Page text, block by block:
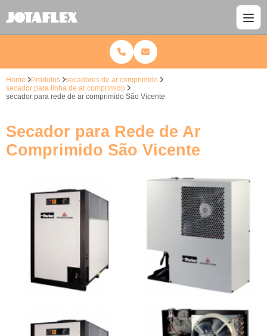
Home Produtos
secadores de ar comprimido
secador para linha de ar comprimido
secador para rede de ar comprimido São Vicente
Secador para Rede de Ar
Comprimido São Vicente